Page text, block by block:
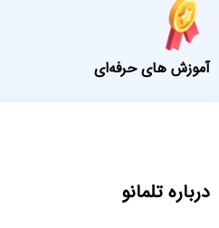
آموزش های حرفه‌ای
درباره تلمانو